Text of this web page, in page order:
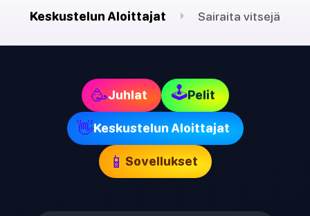
Keskustelun Aloittajat
Sairaita vitsejä
🥳Juhlat 🕹Pelit
👋Keskustelun Aloittajat
📱 Sovellukset